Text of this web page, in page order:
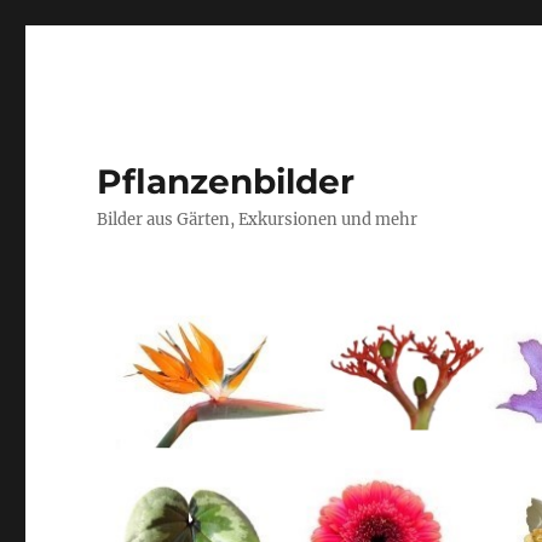
Pflanzenbilder
Bilder aus Gärten, Exkursionen und mehr